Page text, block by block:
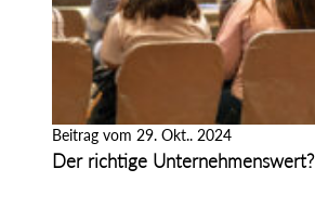
Beitrag vom 29. Okt.. 2024
Der richtige Unternehmenswert?